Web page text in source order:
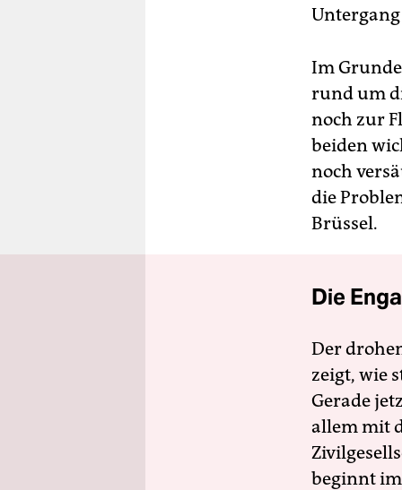
Im
rund um
noch zur
beiden
noch
die
Brüssel.
Die
Der
zeigt, wie
Gerade
allem mit
beginnt